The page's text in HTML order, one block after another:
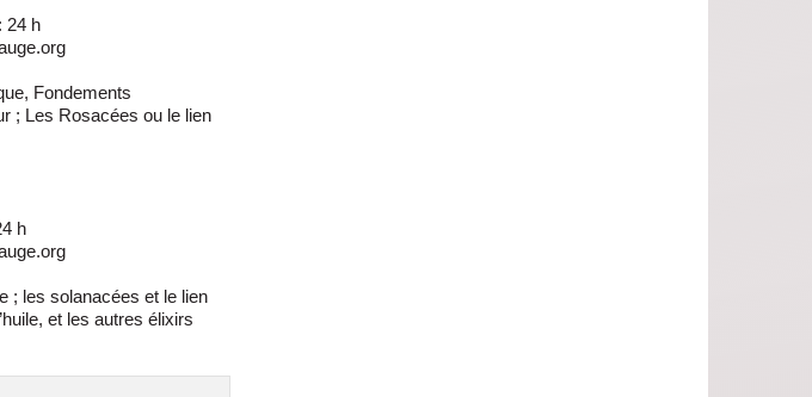
24 h
Fondements
; Les Rosacées ou le lien
h
; les solanacées et le lien
et les autres élixirs